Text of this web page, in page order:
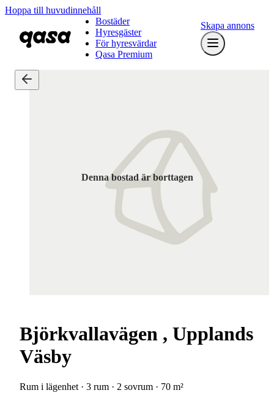
Hoppa till huvudinnehåll
Bostäder
Hyresgäster
För hyresvärdar
Qasa Premium
Skapa annons
Denna bostad är borttagen
Björkvallavägen , Upplands
Väsby
Rum i lägenhet · 3 rum · 2 sovrum · 70 m²